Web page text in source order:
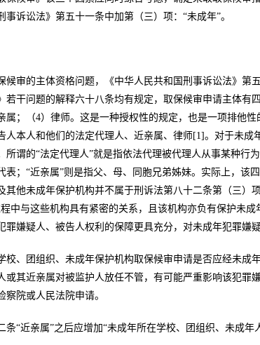
诉讼法》第五十一条中加第（三）项：“未成年”。
候审的主体资格问题，《中华人民共和国刑事诉讼法》第
若干问题的解释六十八条均有规定，取保候审申请主体有
属；（4）律师。这是一种授权性的规定，也是一项排他
人本人和他们的法定代理人、近亲属、律师[1]。对于未成
所谓的“法定代理人”就是指依法代理被代理人从事某种行
表；“近亲属”则是指父、母、同胞兄弟姊妹。实际上，该
其他未成年保护机构并不属于刑诉法第八十二条第（三）
中与这些机构具有紧密的关系，且该机构亦负有保护未
罪嫌疑人、被告人权利的保障更具充分，对未成年犯罪嫌
校、团组织、未成年保护机构取保候审申请是否应经未成
或其近亲属对被监护人放任不管，有可能严重影响该犯罪
院或人民法院申请。
“近亲属”之后应增加“未成年所在学校、团组织、未成年